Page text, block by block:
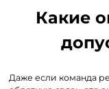
Какие
Даже если команда